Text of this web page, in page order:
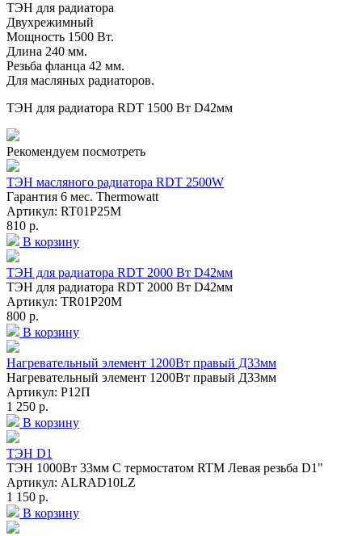
ТЭН для радиатора
Двухрежимный
Мощность 1500 Вт.
Длина 240 мм.
Резьба фланца 42 мм.
Для масляных радиаторов.
ТЭН для радиатора RDT 1500 Вт D42мм
Рекомендуем посмотреть
ТЭН масляного радиатора RDT 2500W
Гарантия 6 мес. Thermowatt
Артикул: RT01P25M
810 р.
В корзину
ТЭН для радиатора RDT 2000 Вт D42мм
ТЭН для радиатора RDT 2000 Вт D42мм
Артикул: TR01P20M
800 р.
В корзину
Нагревательный элемент 1200Вт правый Д33мм
Нагревательный элемент 1200Вт правый Д33мм
Артикул: Р12П
1 250 р.
В корзину
ТЭН D1
ТЭН 1000Вт 33мм С термостатом RTM Левая резьба D1"
Артикул: ALRAD10LZ
1 150 р.
В корзину